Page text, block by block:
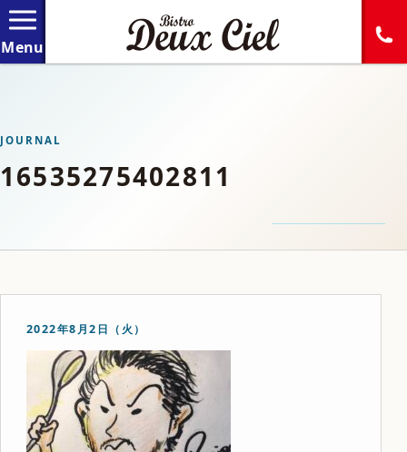
JOURNAL
16535275402811
2022年8月2日（火）